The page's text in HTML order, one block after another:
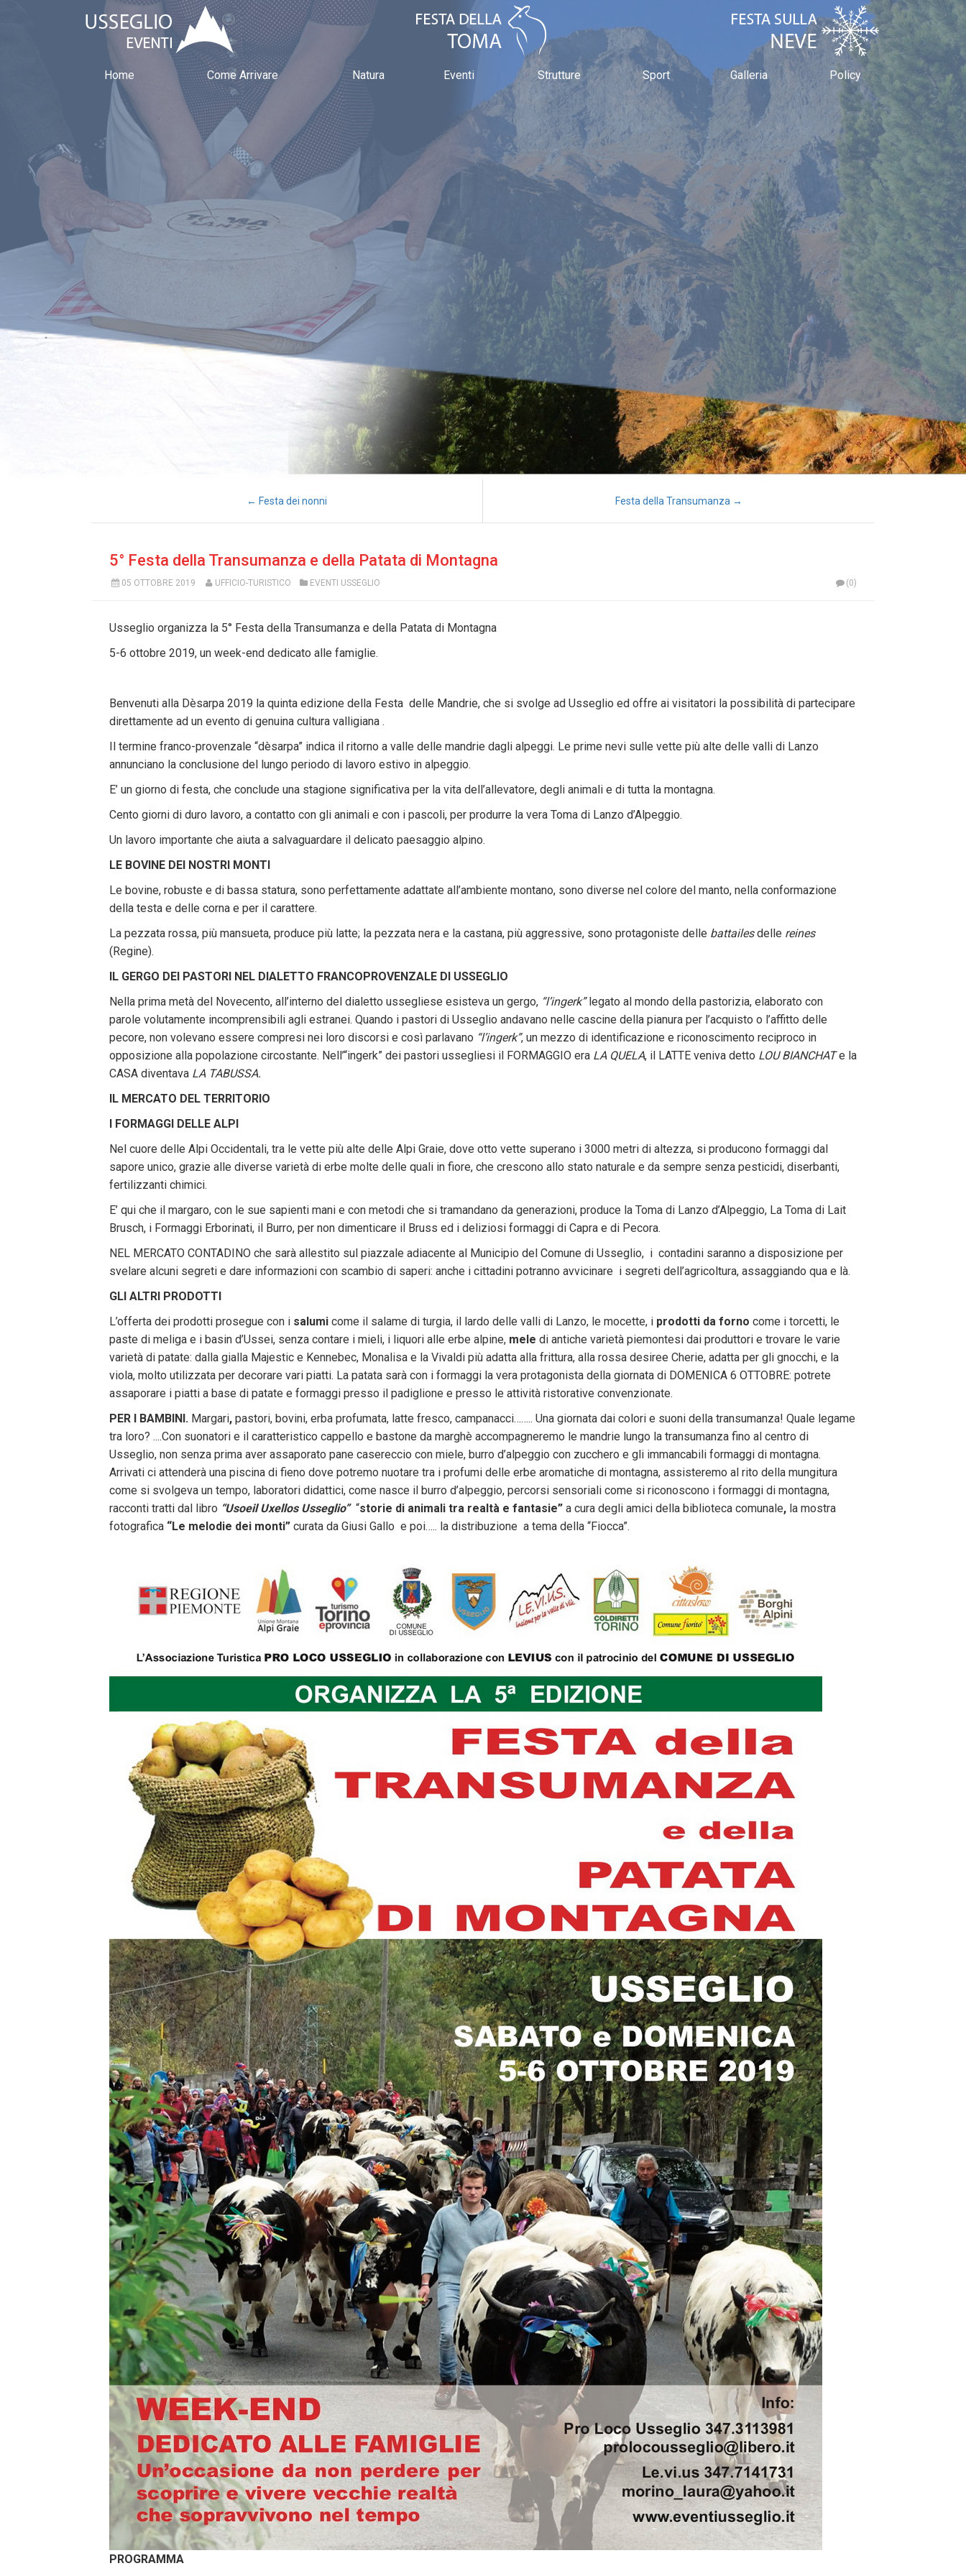
Home Come Arrivare Natura Eventi Strutture Sport Galleria Policy
← Festa dei nonni Festa della Transumanza →
5° Festa della Transumanza e della Patata di Montagna
05 OTTOBRE 2019 UFFICIO-TURISTICO EVENTI USSEGLIO (0)
Usseglio organizza la 5° Festa della Transumanza e della Patata di Montagna
5-6 ottobre 2019, un week-end dedicato alle famiglie.
Benvenuti alla Dèsarpa 2019 la quinta edizione della Festa delle Mandrie, che si svolge ad Usseglio ed offre ai visitatori la possibilità di partecipare
direttamente ad un evento di genuina cultura valligiana .
Il termine franco-provenzale “dèsarpa” indica il ritorno a valle delle mandrie dagli alpeggi. Le prime nevi sulle vette più alte delle valli di Lanzo
annunciano la conclusione del lungo periodo di lavoro estivo in alpeggio.
E’ un giorno di festa, che conclude una stagione significativa per la vita dell’allevatore, degli animali e di tutta la montagna.
Cento giorni di duro lavoro, a contatto con gli animali e con i pascoli, per produrre la vera Toma di Lanzo d’Alpeggio.
Un lavoro importante che aiuta a salvaguardare il delicato paesaggio alpino.
LE BOVINE DEI NOSTRI MONTI
Le bovine, robuste e di bassa statura, sono perfettamente adattate all’ambiente montano, sono diverse nel colore del manto, nella conformazione
della testa e delle corna e per il carattere.
La pezzata rossa, più mansueta, produce più latte; la pezzata nera e la castana, più aggressive, sono protagoniste delle battailesdelle reines
(Regine).
IL GERGO DEI PASTORI NEL DIALETTO FRANCOPROVENZALE DI USSEGLIO
Nella prima metà del Novecento, all’interno del dialetto ussegliese esisteva un gergo, “l’ingerk”legato al mondo della pastorizia, elaborato con
parole volutamente incomprensibili agli estranei. Quando i pastori di Usseglio andavano nelle cascine della pianura per l’acquisto o l’affitto delle
pecore, non volevano essere compresi nei loro discorsi e così parlavano “l’ingerk”, un mezzo di identificazione e riconoscimento reciproco in
opposizione alla popolazione circostante. Nell’“ingerk” dei pastori ussegliesi il FORMAGGIO era LA QUELA, il LATTE veniva detto LOU BIANCHATe la
CASA diventava LA TABUSSA.
IL MERCATO DEL TERRITORIO
I FORMAGGI DELLE ALPI
Nel cuore delle Alpi Occidentali, tra le vette più alte delle Alpi Graie, dove otto vette superano i 3000 metri di altezza, si producono formaggi dal
sapore unico, grazie alle diverse varietà di erbe molte delle quali in fiore, che crescono allo stato naturale e da sempre senza pesticidi, diserbanti,
fertilizzanti chimici.
E’ qui che il margaro, con le sue sapienti mani e con metodi che si tramandano da generazioni, produce la Toma di Lanzo d’Alpeggio, La Toma di Lait
Brusch, i Formaggi Erborinati, il Burro, per non dimenticare il Bruss ed i deliziosi formaggi di Capra e di Pecora.
NEL MERCATO CONTADINO che sarà allestito sul piazzale adiacente al Municipio del Comune di Usseglio, i contadini saranno a disposizione per
svelare alcuni segreti e dare informazioni con scambio di saperi: anche i cittadini potranno avvicinare i segreti dell’agricoltura, assaggiando qua e là.
GLI ALTRI PRODOTTI
L’offerta dei prodotti prosegue con i salumi come il salame di turgia, il lardo delle valli di Lanzo, le mocette, i prodotti da forno come i torcetti, le
paste di meliga e i basin d’Ussei, senza contare i mieli, i liquori alle erbe alpine, mele di antiche varietà piemontesi dai produttori e trovare le varie
varietà di patate: dalla gialla Majestic e Kennebec, Monalisa e la Vivaldi più adatta alla frittura, alla rossa desiree Cherie, adatta per gli gnocchi, e la
viola, molto utilizzata per decorare vari piatti. La patata sarà con i formaggi la vera protagonista della giornata di DOMENICA 6 OTTOBRE: potrete
assaporare i piatti a base di patate e formaggi presso il padiglione e presso le attività ristorative convenzionate.
PER I BAMBINI. Margari, pastori, bovini, erba profumata, latte fresco, campanacci…….. Una giornata dai colori e suoni della transumanza! Quale legame
tra loro? ....Con suonatori e il caratteristico cappello e bastone da marghè accompagneremo le mandrie lungo la transumanza fino al centro di
Usseglio, non senza prima aver assaporato pane casereccio con miele, burro d’alpeggio con zucchero e gli immancabili formaggi di montagna.
Arrivati ci attenderà una piscina di fieno dove potremo nuotare tra i profumi delle erbe aromatiche di montagna, assisteremo al rito della mungitura
come si svolgeva un tempo, laboratori didattici, come nasce il burro d’alpeggio, percorsi sensoriali come si riconoscono i formaggi di montagna,
racconti tratti dal libro “Usoeil Uxellos Usseglio”“storie di animali tra realtà e fantasie” a cura degli amici della biblioteca comunale, la mostra
fotografica “Le melodie dei monti” curata da Giusi Gallo e poi….. la distribuzione a tema della “Fiocca”.
PROGRAMMA